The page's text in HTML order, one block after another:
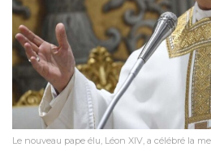
Le nouveau pape élu, Léon XIV, a célébré la